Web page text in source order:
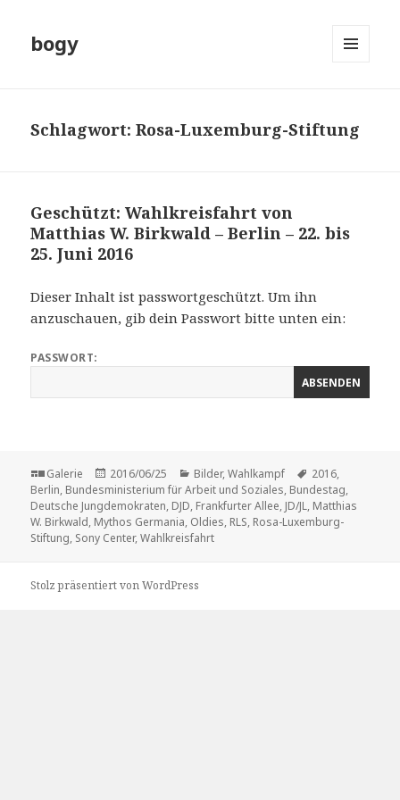
bogy
Schlagwort: Rosa-Luxemburg-Stiftung
Geschützt: Wahlkreisfahrt von
Matthias W. Birkwald – Berlin – 22. bis
25. Juni 2016
Dieser Inhalt ist passwortgeschützt. Um ihn
anzuschauen, gib dein Passwort bitte unten ein:
PASSWORT:
Format
Galerie
Veröffentlicht
am
2016/06/25 Kategorien
Bilder,Wahlkampf Tags
2016,
Berlin, Bundesministerium für Arbeit und Soziales, Bundestag,
Deutsche Jungdemokraten, DJD, Frankfurter Allee, JD/JL, Matthias
W. Birkwald, Mythos Germania, Oldies, RLS, Rosa-Luxemburg-
Stiftung, Sony Center,Wahlkreisfahrt
Stolz präsentiert von WordPress